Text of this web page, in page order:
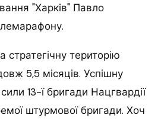
"Харків" Павло
стратегічну територію
5,5 місяців. Успішну
13-ї бригади Нацгвардії
штурмової бригади. Хоч